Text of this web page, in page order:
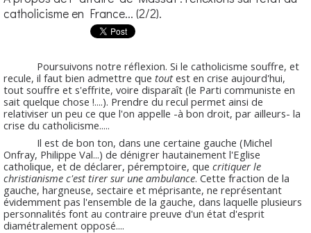
catholicisme en France... (2/2).
Poursuivons notre réflexion. Si le catholicisme souffre, et
recule, il faut bien admettre que toutest en crise aujourd'hui,
tout souffre et s'effrite, voire disparaît (le Parti communiste en
sait quelque chose !....). Prendre du recul permet ainsi de
relativiser un peu ce que l'on appelle -à bon droit, par ailleurs- la
crise du catholicisme.....
Il est de bon ton, dans une certaine gauche (Michel
Onfray, Philippe Val...) de dénigrer hautainement l'Eglise
catholique, et de déclarer, péremptoire, que critiquer le
christianisme c'est tirer sur une ambulance. Cette fraction de la
gauche, hargneuse, sectaire et méprisante, ne représentant
évidemment pas l'ensemble de la gauche, dans laquelle plusieurs
personnalités font au contraire preuve d'un état d'esprit
diamétralement opposé....